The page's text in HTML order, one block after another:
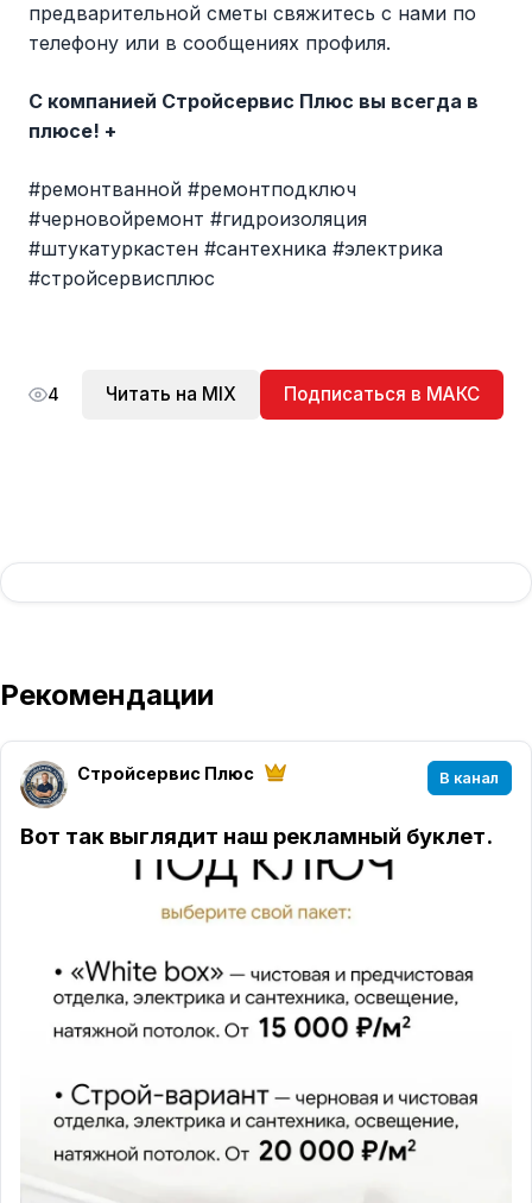
предварительной сметы свяжитесь с нами по
телефону или в сообщениях профиля.
С компанией Стройсервис Плюс вы всегда в
плюсе! +
#ремонтванной #ремонтподключ
#черновойремонт #гидроизоляция
#штукатуркастен #сантехника #электрика
#стройсервисплюс
4 Читать на MIX Подписаться в МАКС
Рекомендации
Стройсервис Плюс В канал
Вот так выглядит наш рекламный буклет.